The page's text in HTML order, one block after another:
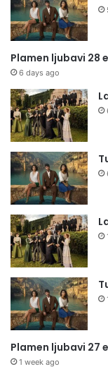
Plamen ljubavi 28
6 days ago
Plamen ljubavi 27
1 week ago